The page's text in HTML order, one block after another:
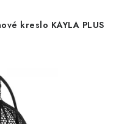
kreslo KAYLA PLUS